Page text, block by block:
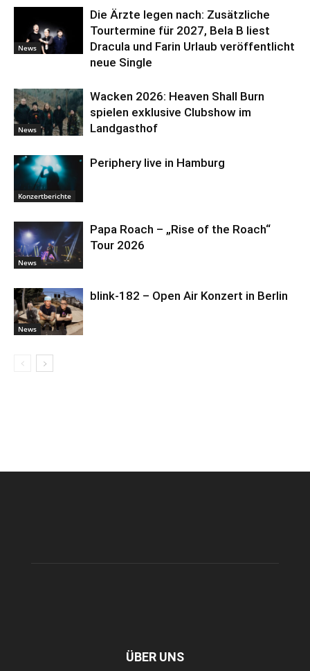
News
Die Ärzte legen nach: Zusätzliche
Tourtermine für 2027, Bela B liest
Dracula und Farin Urlaub veröffentlicht
neue Single
News
Wacken 2026: Heaven Shall Burn
spielen exklusive Clubshow im
Landgasthof
Konzertberichte
Periphery live in Hamburg
News
Papa Roach – „Rise of the Roach“
Tour 2026
News
blink-182 – Open Air Konzert in Berlin
ÜBER UNS